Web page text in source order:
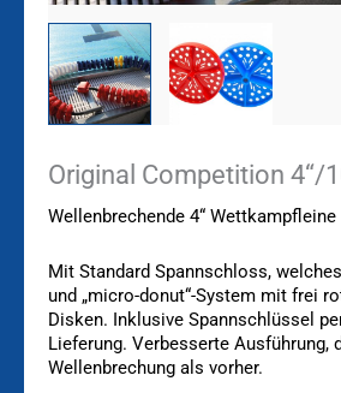
Original Competition 4“/
Wellenbrechende 4“ Wettkampfleine
Mit Standard Spannschloss,
und „micro-donut“-System mit frei
Disken. Inklusive Spannschlüssel
Lieferung. Verbesserte Ausführung,
Wellenbrechung als vorher.